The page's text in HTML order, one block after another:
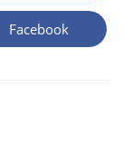
Facebook